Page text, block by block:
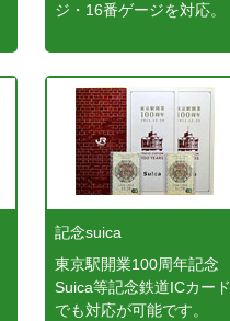
ジ・16番ゲージを対応。
記念suica
東京駅開業100周年記念
Suica等記念鉄道ICカード
でも対応が可能です。